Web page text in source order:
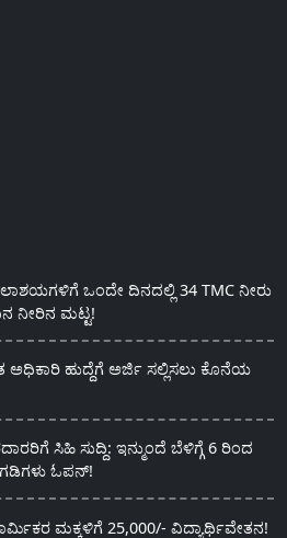
ಒಂದೇ ದಿನದಲ್ಲಿ 34 TMC ನೀರು
ನೀರಿನ ಮಟ್ಟ!
ಅಧಿಕಾರಿ ಹುದ್ದೆಗೆ ಅರ್ಜಿ ಸಲ್ಲಿಸಲು ಕೊನೆಯ
ಸಿಹಿ ಸುದ್ದಿ: ಇನ್ಮುಂದೆ ಬೆಳಿಗ್ಗೆ 6 ರಿಂದ
ಓಪನ್!
ಮಕ್ಕಳಿಗೆ 25,000/- ವಿದ್ಯಾರ್ಥಿವೇತನ!